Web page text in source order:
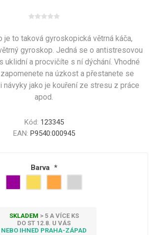
je to taková gyroskopická větrná káča,
gyroskop. Jedná se o antistresovou
uklidní a procvičíte s ní dýchání. Vhodné
na úzkost a přestanete se
návyky jako je kouření ze stresu z práce
apod.
Kód: 123345
EAN: P9540:000945
Barva *
SKLADEM > 5 A VÍCE KS
DO ST 12.8. U VÁS
NEBO IHNED PRAHA-ZÁPAD